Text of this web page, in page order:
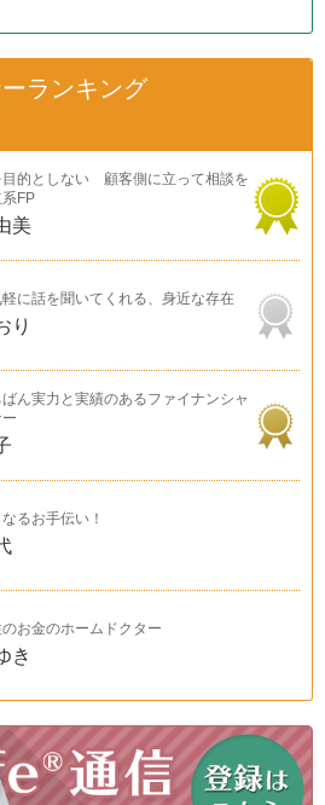
ランキング
目的としない 顧客側に立って相談を
FP
美
に話を聞いてくれる、身近な存在
り
ん実力と実績のあるファイナンシャ
ー
なるお手伝い！
お金のホームドクター
き